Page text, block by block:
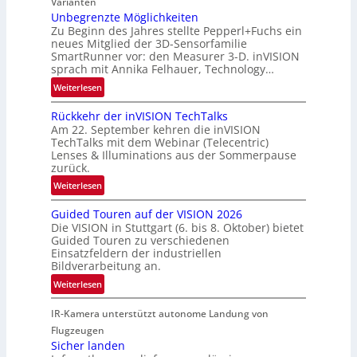
a
u
m
f
a
h
r
t
t
e
c
h
i
k
t
n
e
r
s
c
h
a
f
t
i
s
c
h
e
n
4
K
-
M
e
Unbegrenzte Möglichkeiten
Zu Beginn des Jahres stellte Pepperl+Fuchs ein
neues Mitglied der 3D-Sensorfamilie
SmartRunner vor: den Measurer 3-D. inVISION
sprach mit Annika Felhauer, Technology…
Weiterlesen:
U
n
b
e
g
r
e
z
t
e
M
ö
g
l
i
c
Rückkehr der inVISION TechTalks
Am 22. September kehren die inVISION
TechTalks mit dem Webinar (Telecentric)
Lenses & Illuminations aus der Sommerpause
zurück.
Weiterlesen:
R
ü
c
k
k
e
h
d
e
r
Guided Touren auf der VISION 2026
Die VISION in Stuttgart (6. bis 8. Oktober) bietet
Guided Touren zu verschiedenen
Einsatzfeldern der industriellen
Bildverarbeitung an.
Weiterlesen:
G
u
i
d
IR-Kamera unterstützt autonome Landung von
Flugzeugen
Sicher landen